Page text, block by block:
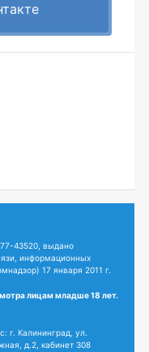
43520, выдано
информационных
17 января 2011 г.
лицам младше 18 лет.
г. Калининград, ул.
д.2, кабинет 308